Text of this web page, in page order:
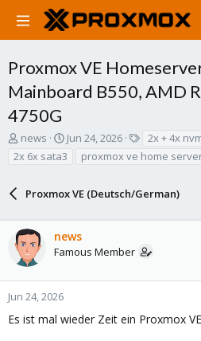
Proxmox VE
Mainboard B550, AMD
4750G
T
r
s
t
a
r
t
e
news
S
t
t
a
t
e
Jun 24, 2026
a
g
2x + 4x
2x 6x sata3
proxmox ve home
Proxmox VE (Deutsch/German)
news
Famous Member
Jun 24, 2026
Es ist mal wieder Zeit ein Proxmox